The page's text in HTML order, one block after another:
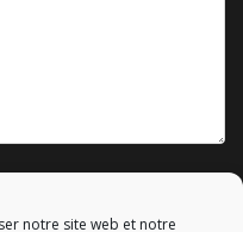
notre site web et notre